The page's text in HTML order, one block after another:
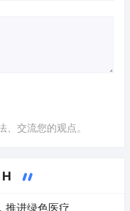
交流您的观点。
推进绿色医疗